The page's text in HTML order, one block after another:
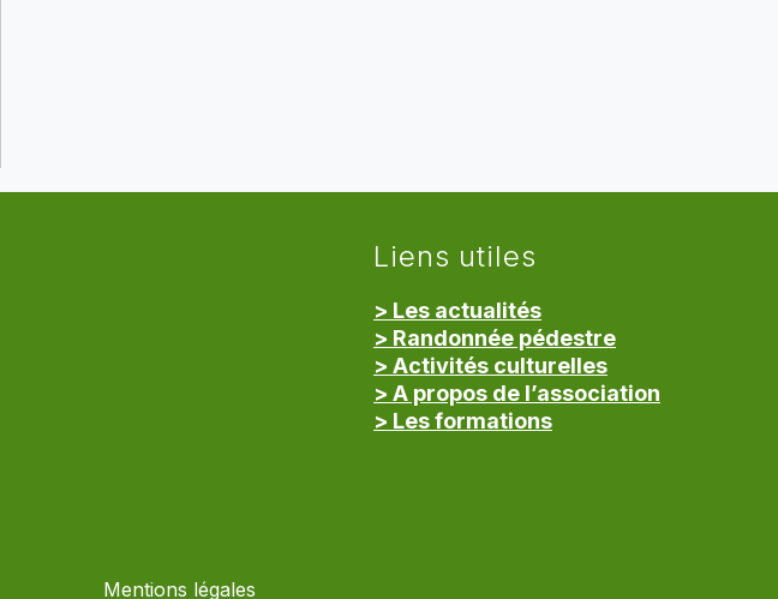
Liens utiles
> Les actualités
> Randonnée pédestre
> Activités culturelles
> A propos de l’association
> Les formations
Mentions légales